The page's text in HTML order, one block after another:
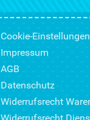
Cookie-Einstellungen
Impressum
AGB
Datenschutz
Widerrufsrecht